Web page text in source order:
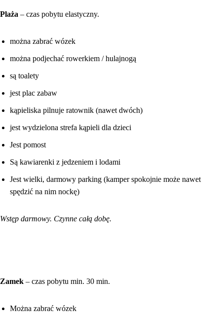
Plaża – czas pobytu elastyczny.
można zabrać wózek
można podjechać rowerkiem / hulajnogą
są toalety
jest plac zabaw
kąpieliska pilnuje ratownik (nawet dwóch)
jest wydzielona strefa kąpieli dla dzieci
Jest pomost
Są kawiarenki z jedzeniem i lodami
Jest wielki, darmowy parking (kamper spokojnie może nawet
spędzić na nim nockę)
Wstęp darmowy. Czynne całą dobę.
Zamek – czas pobytu min. 30 min.
Można zabrać wózek